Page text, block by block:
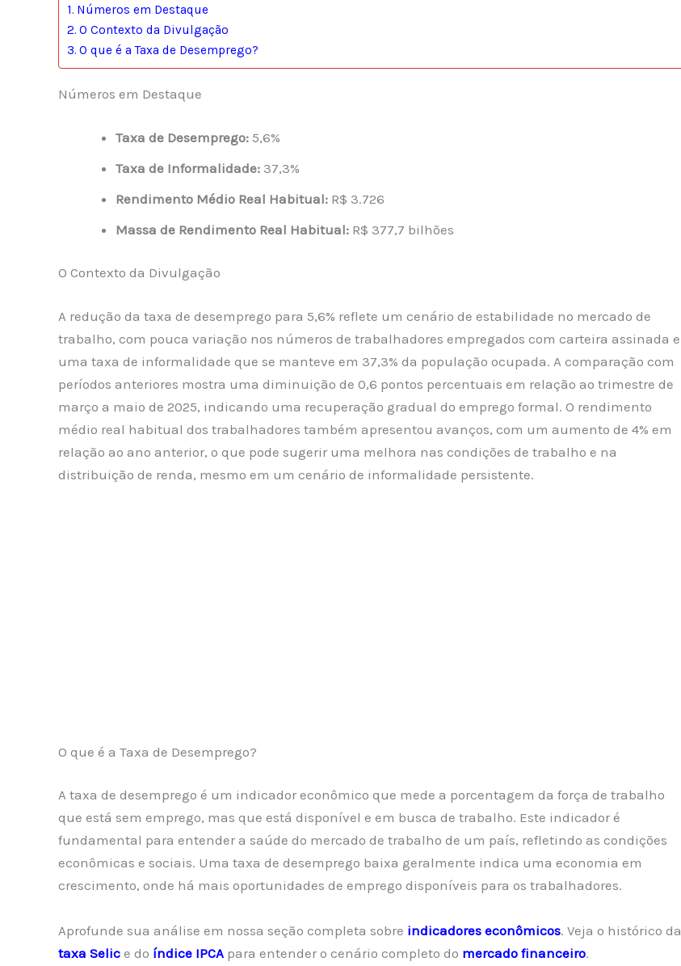
Números em Destaque
O Contexto da Divulgação
O que é a Taxa de Desemprego?
Números em Destaque
Taxa de Desemprego: 5,6%
Taxa de Informalidade: 37,3%
Rendimento Médio Real Habitual: R$ 3.726
Massa de Rendimento Real Habitual: R$ 377,7 bilhões
O Contexto da Divulgação
A redução da taxa de desemprego para 5,6% reflete um cenário de estabilidade no mercado de
trabalho, com pouca variação nos números de trabalhadores empregados com carteira assinada e
uma taxa de informalidade que se manteve em 37,3% da população ocupada. A comparação com
períodos anteriores mostra uma diminuição de 0,6 pontos percentuais em relação ao trimestre de
março a maio de 2025, indicando uma recuperação gradual do emprego formal. O rendimento
médio real habitual dos trabalhadores também apresentou avanços, com um aumento de 4% em
relação ao ano anterior, o que pode sugerir uma melhora nas condições de trabalho e na
distribuição de renda, mesmo em um cenário de informalidade persistente.
O que é a Taxa de Desemprego?
A taxa de desemprego é um indicador econômico que mede a porcentagem da força de trabalho
que está sem emprego, mas que está disponível e em busca de trabalho. Este indicador é
fundamental para entender a saúde do mercado de trabalho de um país, refletindo as condições
econômicas e sociais. Uma taxa de desemprego baixa geralmente indica uma economia em
crescimento, onde há mais oportunidades de emprego disponíveis para os trabalhadores.
Aprofunde sua análise em nossa seção completa sobre indicadores econômicos. Veja o histórico da
taxa Selic e do índice IPCA para entender o cenário completo do mercado financeiro.